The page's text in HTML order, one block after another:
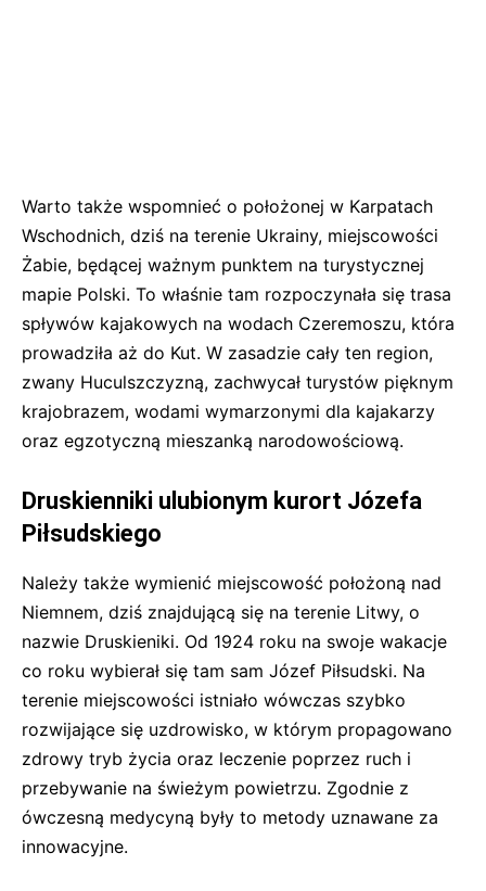
Warto także wspomnieć o położonej w Karpatach
Wschodnich, dziś na terenie Ukrainy, miejscowości
Żabie, będącej ważnym punktem na turystycznej
mapie Polski. To właśnie tam rozpoczynała się trasa
spływów kajakowych na wodach Czeremoszu, która
prowadziła aż do Kut. W zasadzie cały ten region,
zwany Huculszczyzną, zachwycał turystów pięknym
krajobrazem, wodami wymarzonymi dla kajakarzy
oraz egzotyczną mieszanką narodowościową.
Druskienniki ulubionym kurort Józefa
Piłsudskiego
Należy także wymienić miejscowość położoną nad
Niemnem, dziś znajdującą się na terenie Litwy, o
nazwie Druskieniki. Od 1924 roku na swoje wakacje
co roku wybierał się tam sam Józef Piłsudski. Na
terenie miejscowości istniało wówczas szybko
rozwijające się uzdrowisko, w którym propagowano
zdrowy tryb życia oraz leczenie poprzez ruch i
przebywanie na świeżym powietrzu. Zgodnie z
ówczesną medycyną były to metody uznawane za
innowacyjne.